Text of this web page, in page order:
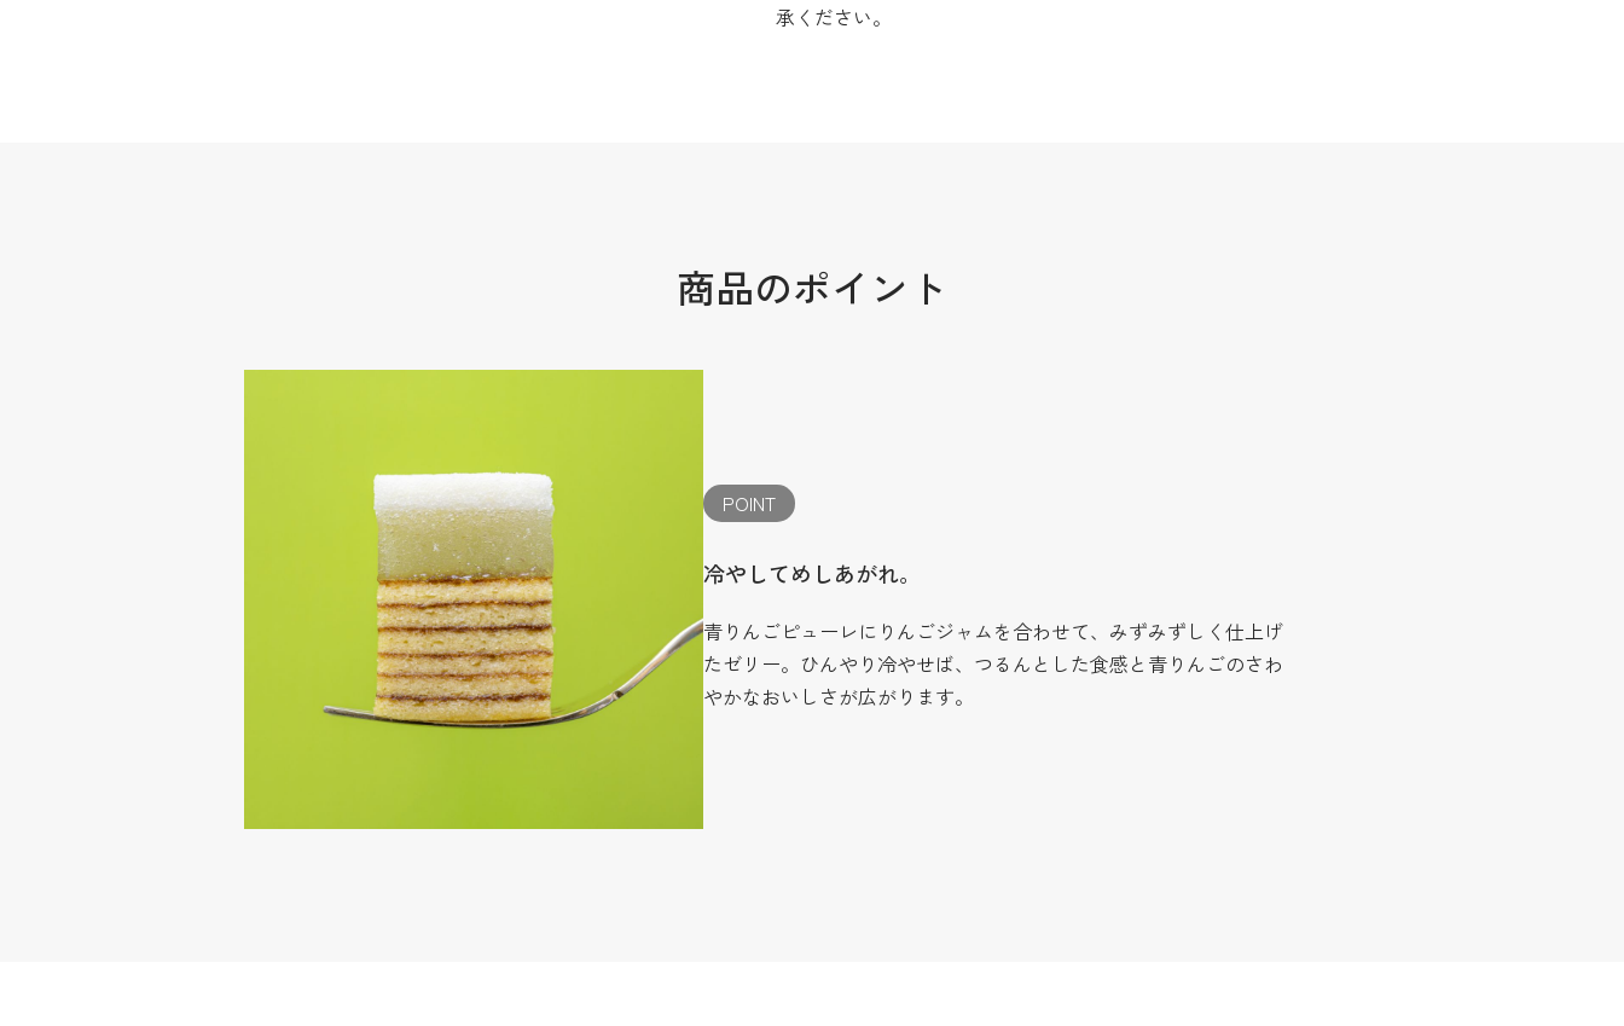
承ください。
商品のポイント
POINT
冷やしてめしあがれ。
青りんごピューレにりんごジャムを合わせて、みずみずしく仕上げ
たゼリー。ひんやり冷やせば、つるんとした食感と青りんごのさわ
やかなおいしさが広がります。